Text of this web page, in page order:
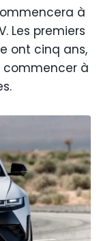
à
Les premiers
ont cinq ans,
à